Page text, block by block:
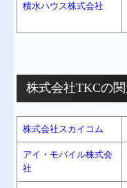
積水ハウス株式会社
株式会社TKCの
株式会社スカイコム
アイ・モバイル株式会
社